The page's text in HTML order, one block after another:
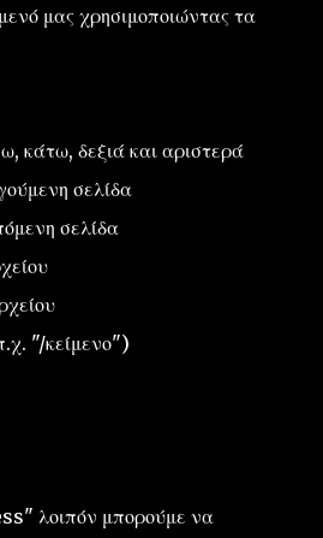
μας χρησιμοποιώντας τα
κάτω, δεξιά και αριστερά
σελίδα
σελίδα
"/κείμενο")
λοιπόν μπορούμε να